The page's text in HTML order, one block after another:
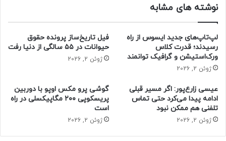
گیگاهرتزی Kryo 485 Prime مبتنی‌بر Cortex-A76 و
۳ هسته‌ی
قدرتمند ۲٫۴۲ گیگاهرتزی Kryo 485 Gold مبتنی‌بر Cortex-A76
گوشی پوکو X3 پرو شیائومی و گلکسی A32 سامسونگ از
فروشگاه آی‌تی سیتی برای مقایسه دراختیار نیوزلن قرار گرفته
نوشته های مشابه
لپ‌تاپ‌های جدید ایسوس از راه
رسیدند؛ قدرت کلاس
ورک‌استیشن و گرافیک توانمند
ژوئن 2, 2026
فیل تاریخ‌ساز پرونده حقوق
حیوانات در ۵۵ سالگی از دنیا رفت
ژوئن 2, 2026
عیسی زارع‌پور: اگر مسیر قبلی
ادامه پیدا می‌کرد حتی تماس
تلفنی هم ممکن نبود
ژوئن 2, 2026
گوشی پرو مکس اوپو با دوربین
پریسکوپی ۲۰۰ مگاپیکسلی در راه
است
ژوئن 2, 2026